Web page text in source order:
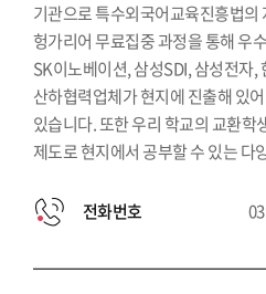
기관으로 특수외국어교육진흥법의
헝가리어 무료집중 과정을 통해 우
SK이노베이션, 삼성SDI, 삼성전자,
산하협력업체가 현지에 진출해 있
있습니다. 또한 우리 학교의 교환
제도로 현지에서 공부할 수 있는 다
전화번호